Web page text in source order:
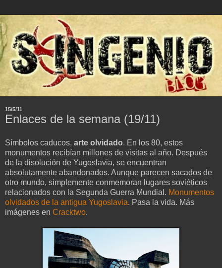
15/5/11
Enlaces de la semana (19/11)
Símbolos caducos, arte olvidado. En los 80, estos
monumentos recibían millones de visitas al año. Después
de la disolución de Yugoslavia, se encuentran
absolutamente abandonados. Aunque parecen sacados de
otro mundo, simplemente conmemoran lugares soviéticos
relacionados con la Segunda Guerra Mundial. Monumentos
olvidados de la antigua Yugoslavia. Pasa la vida. Más
imágenes en Cracktwo.